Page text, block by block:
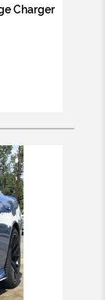
Charger